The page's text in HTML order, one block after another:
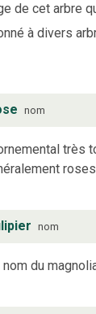
de cet arbre
à divers
nom
très
nom
nom du